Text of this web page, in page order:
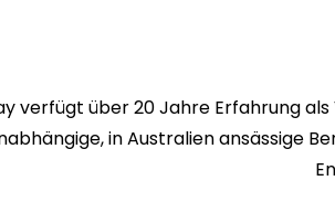
verfügt über 20 Jahre Erfahrung
in Australien ansässige